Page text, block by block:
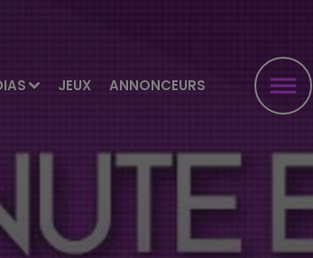
JEUX ANNONCEURS